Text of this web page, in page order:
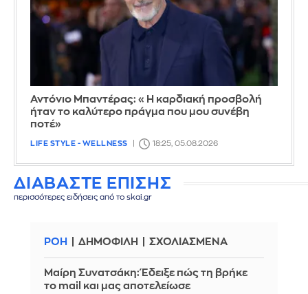
Αντόνιο Μπαντέρας: «Η καρδιακή προσβολή
ήταν το καλύτερο πράγμα που μου συνέβη
ποτέ»
LIFE STYLE - WELLNESS 18:25, 05.08.2026
ΔΙΑΒΑΣΤΕ ΕΠΙΣΗΣ
περισσότερες ειδήσεις από το skai.gr
ΡΟΗ ΔΗΜΟΦΙΛΗ ΣΧΟΛΙΑΣΜΕΝΑ
Μαίρη Συνατσάκη: Έδειξε πώς τη βρήκε
το mail και μας αποτελείωσε